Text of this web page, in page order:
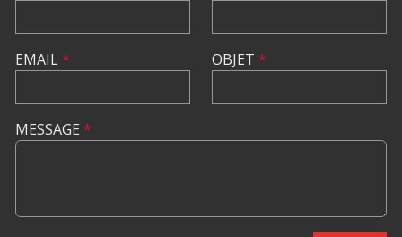
EMAIL* OBJET *
MESSAGE *